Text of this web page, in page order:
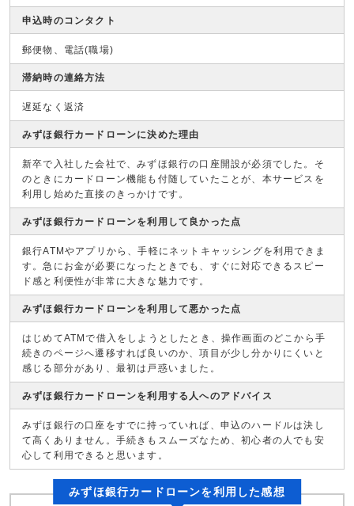
申込時のコンタクト
郵便物、電話(職場)
滞納時の連絡方法
遅延なく返済
みずほ銀行カードローンに決めた理由
新卒で入社した会社で、みずほ銀行の口座開設が必須でした。そ
のときにカードローン機能も付随していたことが、本サービスを
利用し始めた直接のきっかけです。
みずほ銀行カードローンを利用して良かった点
銀行ATMやアプリから、手軽にネットキャッシングを利用できま
す。急にお金が必要になったときでも、すぐに対応できるスピー
ド感と利便性が非常に大きな魅力です。
みずほ銀行カードローンを利用して悪かった点
はじめてATMで借入をしようとしたとき、操作画面のどこから手
続きのページへ遷移すれば良いのか、項目が少し分かりにくいと
感じる部分があり、最初は戸惑いました。
みずほ銀行カードローンを利用する人へのアドバイス
みずほ銀行の口座をすでに持っていれば、申込のハードルは決し
て高くありません。手続きもスムーズなため、初心者の人でも安
心して利用できると思います。
みずほ銀行カードローンを利用した感想